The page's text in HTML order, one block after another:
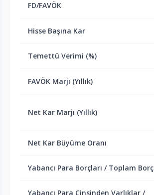
FD/FAVÖK
Hisse Başına Kar
Temettü Verimi (%)
FAVÖK Marjı (Yıllık)
Net Kar Marjı (Yıllık)
Net Kar Büyüme Oranı
Yabancı Para Borçları / Toplam Borç
Yabancı Para Cinsinden Varlıklar /